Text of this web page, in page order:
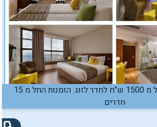
מחירי חדרים - החל מ 1500 ש"ח לחדר לזוג. הזמנות החל מ 15
חדרים